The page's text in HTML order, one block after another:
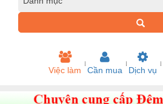
Việc làm Cần mua Dịch vụ